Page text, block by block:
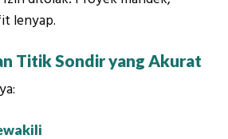
lenyap.
Titik Sondir yang Akurat